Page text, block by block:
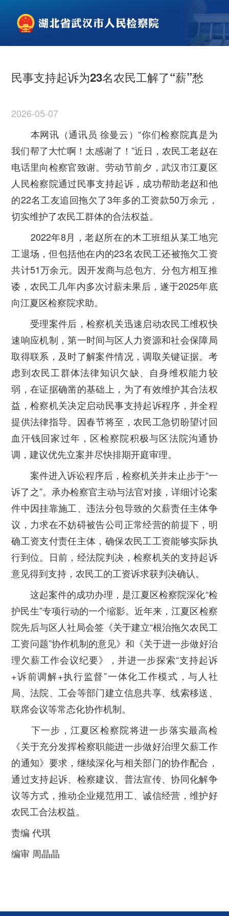
民事支持起诉为23名农民工解了“薪”愁
2026-05-07
本网讯（通讯员 徐曼云）“你们检察院真是为
我们帮了大忙啊！太感谢了！”近日，农民工老赵在
电话里向检察官致谢。劳动节前夕，武汉市江夏区
人民检察院通过民事支持起诉，成功帮助老赵和他
的22名工友追回拖欠了3年多的工资款50万余元，
切实维护了农民工群体的合法权益。
2022年8月，老赵所在的木工班组从某工地完
工退场，但包括他在内的23名农民工还被拖欠工资
共计51万余元。因开发商与总包方、分包方相互推
诿，农民工几年内多次讨薪未果后，遂于2025年底
向江夏区检察院求助。
受理案件后，检察机关迅速启动农民工维权快
速响应机制，第一时间与区人力资源和社会保障局
取得联系，及时了解案件情况，调取关键证据。考
虑到农民工群体法律知识欠缺、自身维权能力较
弱，在证据确凿的基础上，为了有效维护其合法权
益，检察机关决定启动民事支持起诉程序，并全程
提供法律指导。因春节将至，农民工急切盼望讨回
血汗钱回家过年，区检察院积极与区法院沟通协
调，建议优先立案并尽快排期开庭审理。
案件进入诉讼程序后，检察机关并未止步于“一
诉了之”。承办检察官主动与法官对接，详细讨论案
件中因挂靠施工、违法分包导致的欠薪责任主体争
议，力求在不妨碍被告公司正常经营的前提下，明
确工资支付责任主体，确保农民工工资能够实际执
行到位。日前，经法院判决，检察机关的支持起诉
意见得到支持，农民工的工资诉求获判决确认。
这起案件的成功办理，是江夏区检察院深化“检
护民生”专项行动的一个缩影。近年来，江夏区检察
院先后与区人社局会签《关于建立“根治拖欠农民工
工资问题”协作机制的意见》和《关于进一步做好治
理欠薪工作会议纪要》，并进一步探索“支持起诉
+诉前调解+执行监督”一体化工作模式，与人社
局、法院、工会等部门建立信息共享、线索移送、
联席会议等常态化协作机制。
下一步，江夏区检察院将进一步落实最高检
《关于充分发挥检察职能进一步做好治理欠薪工作
的通知》要求，继续深化与相关部门的协作配合，
通过支持起诉、检察建议、普法宣传、协同化解争
议等方式，推动企业规范用工、诚信经营，维护好
农民工合法权益。
责编 代琪
编审 周晶晶